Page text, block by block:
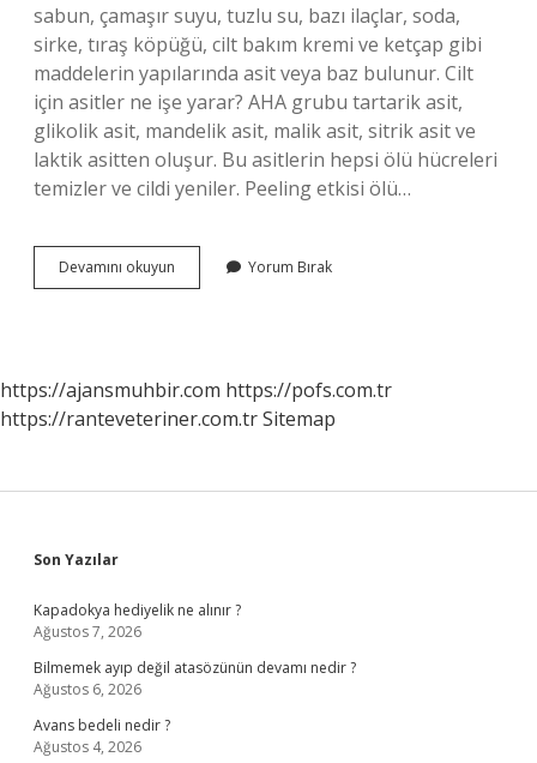
sabun, çamaşır suyu, tuzlu su, bazı ilaçlar, soda,
sirke, tıraş köpüğü, cilt bakım kremi ve ketçap gibi
maddelerin yapılarında asit veya baz bulunur. Cilt
için asitler ne işe yarar? AHA grubu tartarik asit,
glikolik asit, mandelik asit, malik asit, sitrik asit ve
laktik asitten oluşur. Bu asitlerin hepsi ölü hücreleri
temizler ve cildi yeniler. Peeling etkisi ölü…
Devamını okuyun
Nedir
Yorum Bırak
https://ajansmuhbir.com https://pofs.com.tr
https://ranteveteriner.com.trSitemap
Sidebar
Son Yazılar
Kapadokya hediyelik ne alınır ?
Ağustos 7, 2026
Bilmemek ayıp değil atasözünün devamı nedir ?
Ağustos 6, 2026
Avans bedeli nedir ?
Ağustos 4, 2026